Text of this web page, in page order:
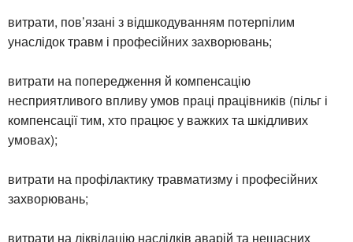
витрати, пов’язані з відшкодуванням потерпілим
унаслідок травм і професійних захворювань;
витрати на попередження й компенсацію
несприятливого впливу умов праці працівників (пільг і
компенсації тим, хто працює у важких та шкідливих
умовах);
витрати на профілактику травматизму і професійних
захворювань;
витрати на ліквідацію наслідків аварій та нещасних